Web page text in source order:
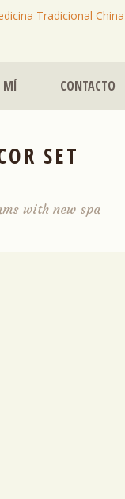
MÍ CONTACTO
SET
with new spa